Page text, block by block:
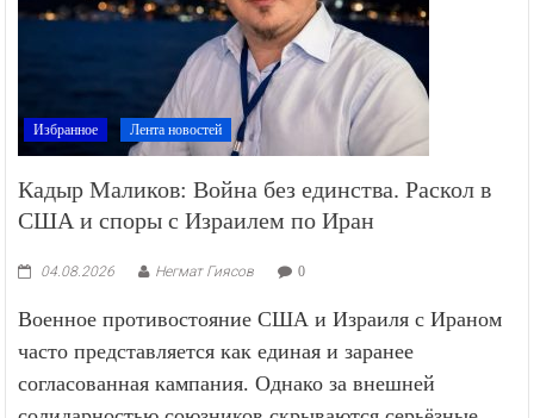
Избранное Лента новостей
Кадыр Маликов: Война без единства. Раскол в
США и споры с Израилем по Иран
04.08.2026 Негмат Гиясов 0
Военное противостояние США и Израиля с Ираном
часто представляется как единая и заранее
согласованная кампания. Однако за внешней